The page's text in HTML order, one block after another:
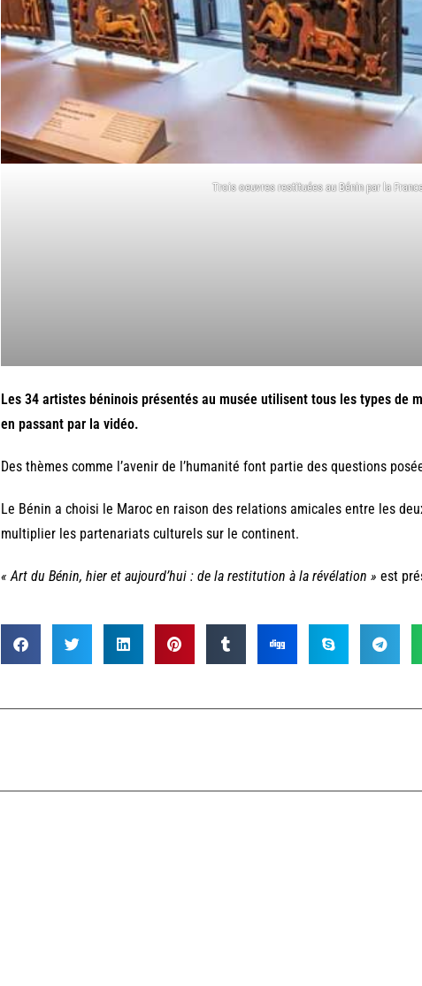
Trois oeuvres restituées au Bénin par la
Les 34 artistes béninois présentés au musée utilisent tous les types de
en passant par la vidéo.
Des thèmes comme l’avenir de l’humanité font partie des questions
Le Bénin a choisi le Maroc en raison des relations amicales entre les
multiplier les partenariats culturels sur le continent.
« Art du Bénin, hier et aujourd’hui : de la restitution à la révélation » est